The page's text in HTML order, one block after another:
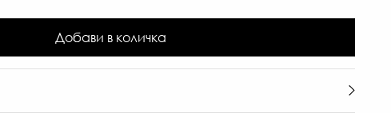
Добави в количка